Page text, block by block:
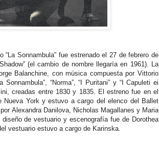
“La Sonnambula” fue estrenado el 27 de febrero de
(el cambio de nombre llegaría en 1961). La
Balanchine, con música compuesta por Vittorio
“Norma”, “I Puritani” y “I Capuleti ei
creadas entre 1830 y 1835. El estreno fue en el
Nueva York y estuvo a cargo del elenco del Ballet
Alexandra Danilova, Nicholas Magallanes y Maria
de vestuario y escenografía fue de Dorothea
vestuario estuvo a cargo de Karinska.